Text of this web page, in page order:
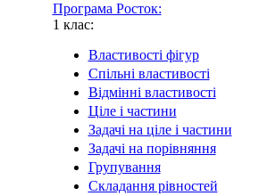
Програма Росток:
1 клас:
Властивості фігур
Спільні властивості
Відмінні властивості
Ціле і частини
Задачі на ціле і частини
Задачі на порівняння
Групування
Складання рівностей